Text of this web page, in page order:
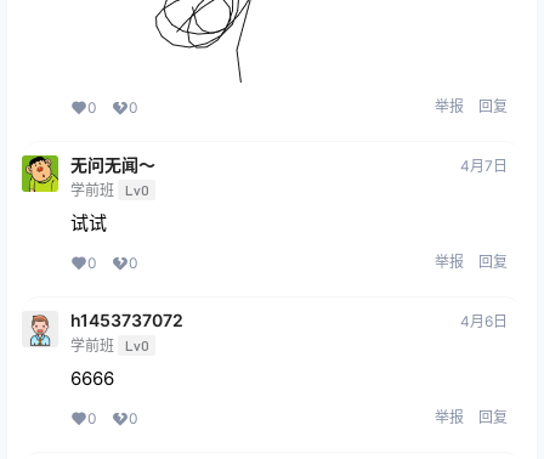
0 0 举报 回复
无问无闻～
学前班 Lv0
4月7日
试试
0 0 举报 回复
h1453737072
学前班 Lv0
4月6日
6666
0 0 举报 回复